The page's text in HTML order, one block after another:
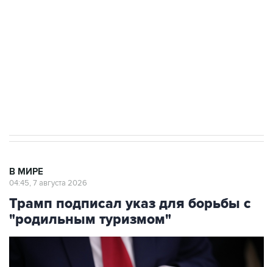
В МИРЕ
04:45, 7 августа 2026
Трамп подписал указ для борьбы с
"родильным туризмом"